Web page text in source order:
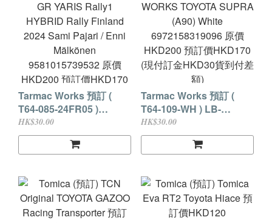
Tarmac Works 預訂 (
T64-085-24FR05 )
Toyota GR YARIS Rally1
HYBRID Rally Finland
2024 Sami Pajari / Enni
9581015739532 原價
HKD200 預訂價HKD170
(現付訂金HKD30貨到付
差額)
HK$30.00
Tarmac Works 預訂 (
T64-109-WH ) LB-
WORKS TOYOTA
SUPRA (A90) White
6972158319096 原價
(現付訂金HKD30貨到付
差額)
HK$30.00